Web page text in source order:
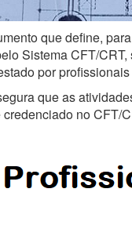
que define,
Sistema CFT/
por
que as
no CFT/